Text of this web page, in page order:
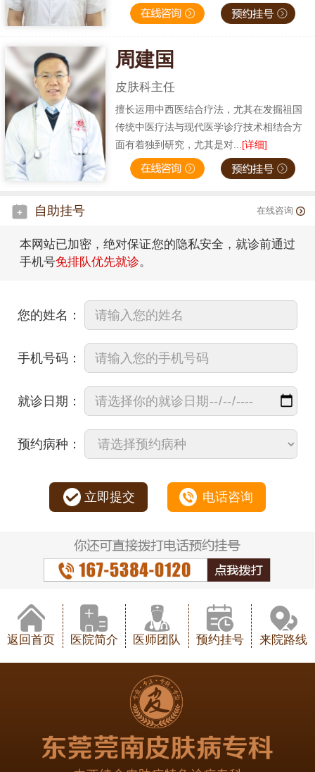
周建国
皮肤科主任
擅长运用中西医结合疗法，尤其在发掘祖国
传统中医疗法与现代医学诊疗技术相结合方
面有着独到研究，尤其是对...[详细]
自助挂号 在线咨询
本网站已加密，绝对保证您的隐私安全，就诊前通过
手机号免排队优先就诊。
您的姓名：
手机号码：
就诊日期：
预约病种：
立即提交 电话咨询
返回首页 医院简介 医师团队 预约挂号 来院路线